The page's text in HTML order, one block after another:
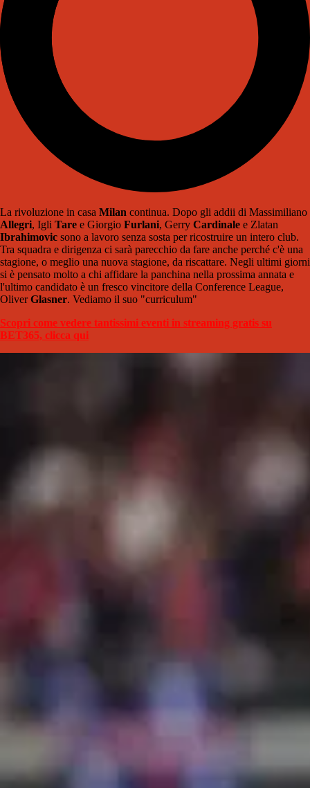
La rivoluzione in casa Milan continua. Dopo gli addii di Massimiliano
Allegri, Igli Tare e Giorgio Furlani, Gerry Cardinale e Zlatan
Ibrahimovic sono a lavoro senza sosta per ricostruire un intero club.
Tra squadra e dirigenza ci sarà parecchio da fare anche perché c'è una
stagione, o meglio una nuova stagione, da riscattare. Negli ultimi giorni
si è pensato molto a chi affidare la panchina nella prossima annata e
l'ultimo candidato è un fresco vincitore della Conference League,
OliverGlasner. Vediamo il suo "curriculum"
Scopri come vedere tantissimi eventi in streaming gratis su
BET365, clicca qui